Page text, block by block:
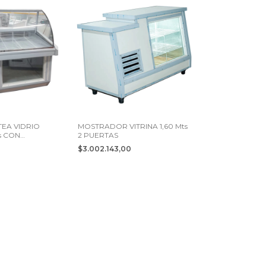
VIDRIO
CON
MOSTRADOR VITRINA 1,60 Mts
2 PUERTAS
$3.002.143,00